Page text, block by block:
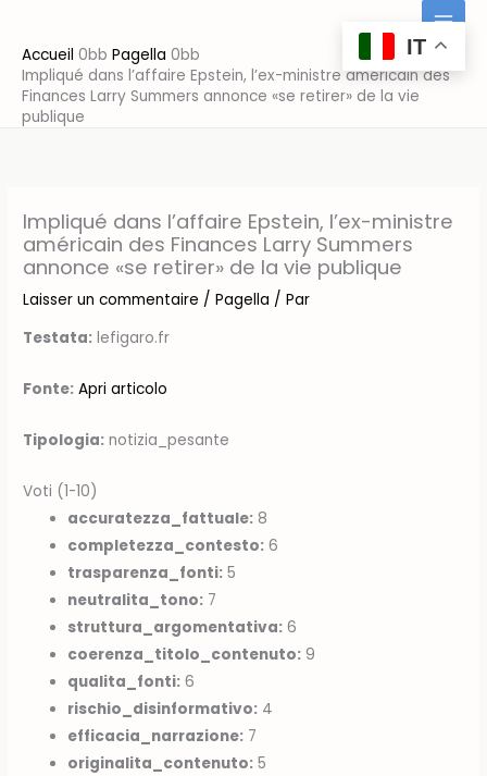
contenu
Accueil
Pagella
Impliqué dans l’affaire Epstein, l’ex-ministre américain des
Finances Larry Summers annonce «se retirer» de la vie
publique
Impliqué dans l’affaire Epstein, l’ex-ministre
américain des Finances Larry Summers
annonce «se retirer» de la vie publique
Laisser un commentaire /Pagella / Par
Testata: lefigaro.fr
Fonte: Apri articolo
Tipologia: notizia_pesante
Voti (1-10)
accuratezza_fattuale: 8
completezza_contesto: 6
trasparenza_fonti: 5
neutralita_tono: 7
struttura_argomentativa: 6
coerenza_titolo_contenuto: 9
qualita_fonti: 6
rischio_disinformativo: 4
efficacia_narrazione: 7
originalita_contenuto: 5
IT